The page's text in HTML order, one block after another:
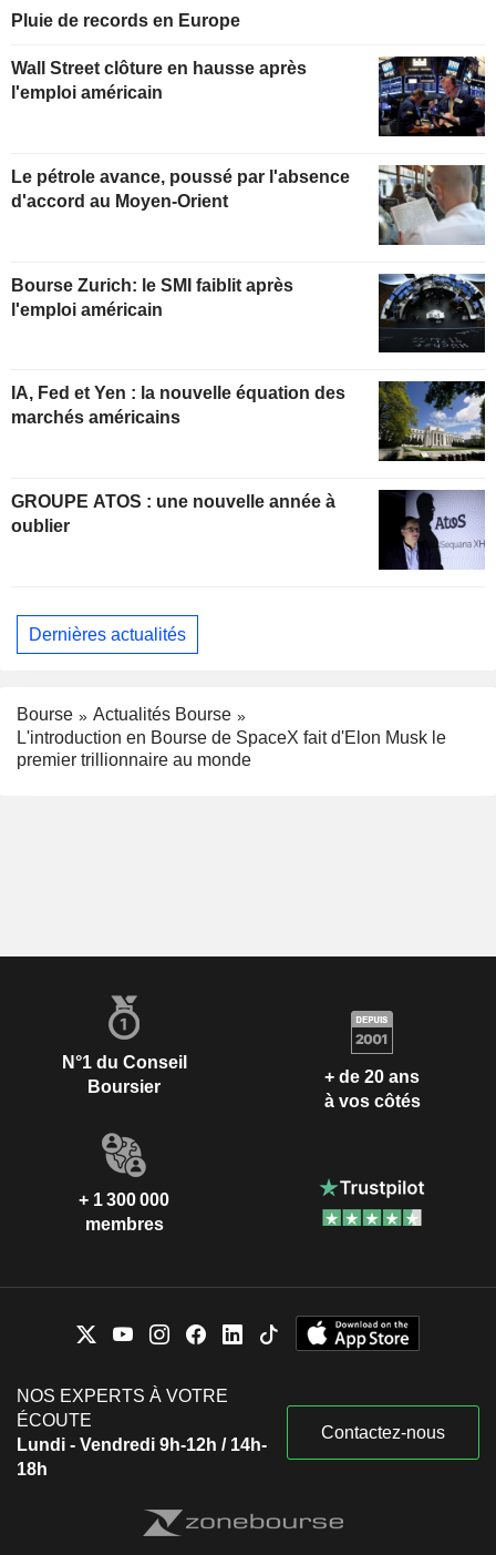
Pluie de records en Europe
Wall Street clôture en hausse après
l'emploi américain
Le pétrole avance, poussé par l'absence
d'accord au Moyen-Orient
Bourse Zurich: le SMI faiblit après
l'emploi américain
IA, Fed et Yen : la nouvelle équation des
marchés américains
GROUPE ATOS : une nouvelle année à
oublier
Dernières actualités
Bourse
Actualités Bourse
L'introduction en Bourse de SpaceX fait d'Elon Musk le
premier trillionnaire au monde
N°1 du Conseil
Boursier
+ de 20 ans
à vos côtés
+ 1 300 000
membres
NOS EXPERTS À VOTRE
ÉCOUTE
Lundi - Vendredi 9h-12h / 14h-
18h
Contactez-nous